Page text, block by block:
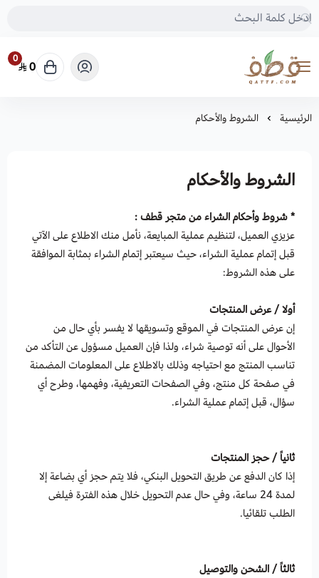
متجر قطف للبذور
0
0
الرئيسية الشروط والأحكام
الشروط والأحكام
* شروط وأحكام الشراء من متجر قطف :
عزيزي العميل، لتنظيم عملية المبايعة، نأمل منك الاطلاع على الآتي
قبل إتمام عملية الشراء، حيث سيعتبر إتمام الشراء بمثابة الموافقة
على هذه الشروط:
أولا / عرض المنتجات
إن عرض المنتجات في الموقع وتسويقها لا يفسر بأي حال من
الأحوال على أنه توصية شراء، ولذا فإن العميل مسؤول عن التأكد من
تناسب المنتج مع احتياجه وذلك بالاطلاع على المعلومات المضمنة
في صفحة كل منتج، وفي الصفحات التعريفية، وفهمها، وطرح أي
سؤال، قبل إتمام عملية الشراء.
ثانياً / حجز المنتجات
إذا كان الدفع عن طريق التحويل البنكي، فلا يتم حجز أي بضاعة إلا
لمدة 24 ساعة، وفي حال عدم التحويل خلال هذه الفترة فيلغى
الطلب تلقائيا.
ثالثاً / الشحن والتوصيل